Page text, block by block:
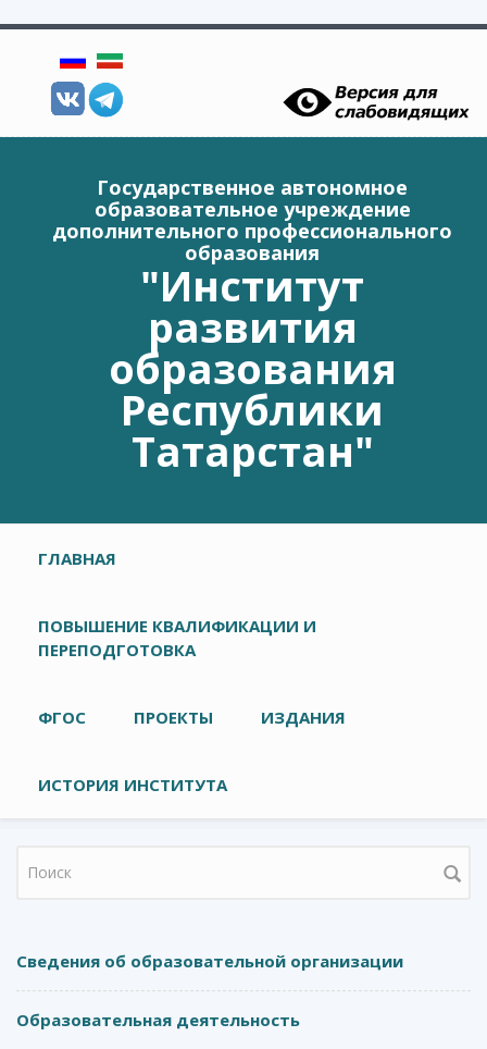
Государственное автономное
образовательное учреждение
дополнительного профессионального
образования
"Институт
развития
образования
Республики
Татарстан"
Главное меню
ГЛАВНАЯ
ПОВЫШЕНИЕ КВАЛИФИКАЦИИ И
ПЕРЕПОДГОТОВКА
ФГОС ПРОЕКТЫ ИЗДАНИЯ
ИСТОРИЯ ИНСТИТУТА
Форма поиска
Сведения об образовательной организации
Образовательная деятельность